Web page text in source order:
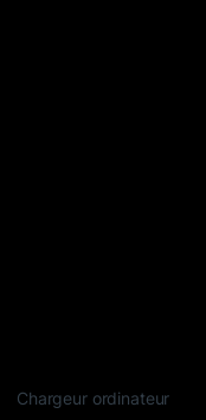
Chargeur ordinateur